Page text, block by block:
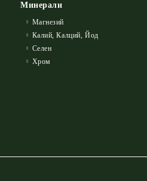
Минерали
Магнезий
Калий, Калций, Йод
Селен
Хром